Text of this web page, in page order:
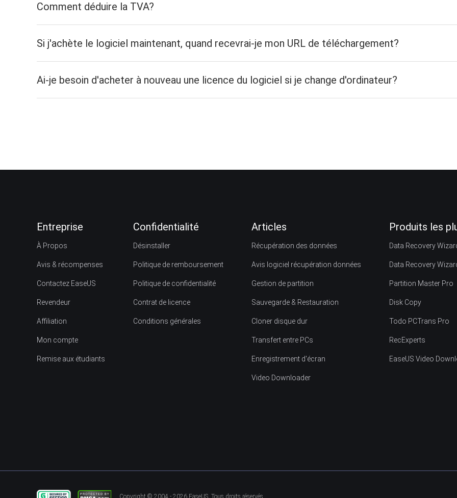
Comment déduire la TVA?
Si j'achète le logiciel maintenant, quand recevrai-je mon URL de téléchargement?
Ai-je besoin d'acheter à nouveau une licence du logiciel si je change d'ordinateur?
Entreprise
À Propos
Avis & récompenses
Contactez EaseUS
Revendeur
Affiliation
Mon compte
Remise aux étudiants
Confidentialité
Désinstaller
Politique de remboursement
Politique de confidentialité
Contrat de licence
Conditions générales
Articles
Récupération des données
Avis logiciel récupération données
Gestion de partition
Sauvegarde & Restauration
Cloner disque dur
Transfert entre PCs
Enregistrement d'écran
Video Downloader
Produits les
Data Recovery
Data Recovery
Partition Master Pro
Disk Copy
Todo PCTrans Pro
RecExperts
EaseUS Video
Copyright © 2004 - 2026 EaseUS. Tous droits réservés.